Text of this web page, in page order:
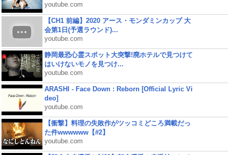
youtube.com
【CH1 前編】2020 アース・モンダミンカップ 大
会第1日(予選ラウンド)...
youtube.com
静岡最恐心霊スポット大突撃!廃ホテルで見つけて
はいけないモノを見つけ...
youtube.com
ARASHI - Face Down : Reborn [Official Lyric Vi
deo]
youtube.com
【衝撃】料理の失敗作がツッコミどころ満載だっ
た件wwwwww【#2】
youtube.com